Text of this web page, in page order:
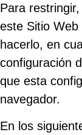
Para
este Sitio
hacerlo, en
configuración
que esta
navegador.
En los